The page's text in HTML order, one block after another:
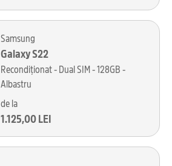
Samsung
Galaxy S22
Recondiționat - Dual SIM - 128GB -
Albastru
de la
1.125,00 LEI